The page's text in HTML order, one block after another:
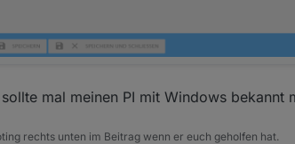
mal meinen PI mit Windows bekannt
rechts unten im Beitrag wenn er euch geholfen hat.